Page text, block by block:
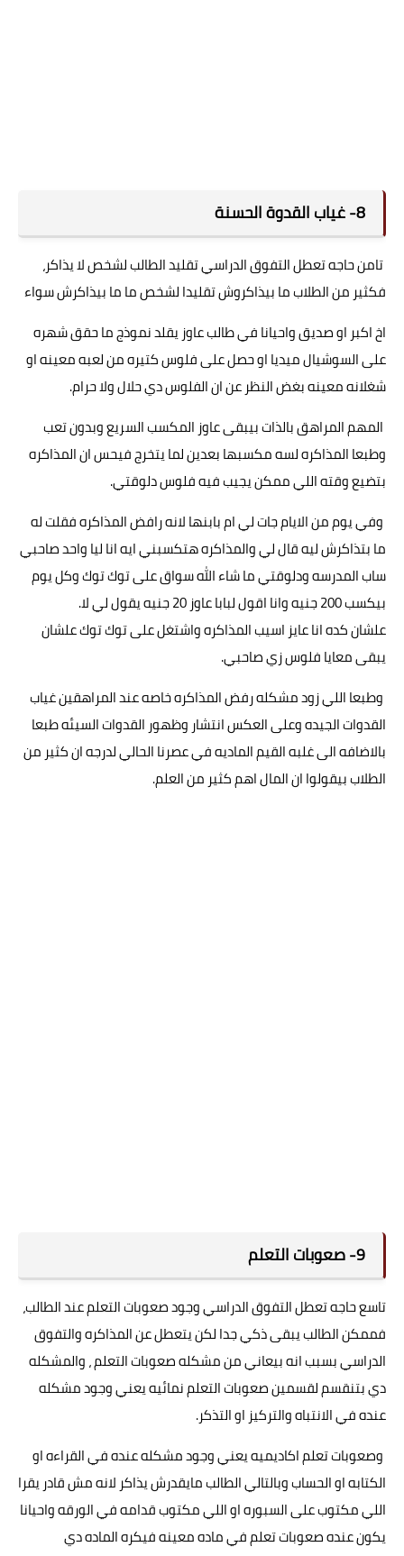
8- غياب القدوة الحسنة
تامن حاجه تعطل التفوق الدراسي تقليد الطالب لشخص لا يذاكر،
فكثير من الطلاب ما بيذاكروش تقليدا لشخص ما ما بيذاكرش سواء
اخ اكبر او صديق واحيانا في طالب عاوز يقلد نموذج ما حقق شهره
على السوشيال ميديا او حصل على فلوس كتيره من لعبه معينه او
شغلانه معينه بغض النظر عن ان الفلوس دي حلال ولا حرام.
المهم المراهق بالذات بيبقى عاوز المكسب السريع وبدون تعب
وطبعا المذاكره لسه مكسبها بعدين لما يتخرج فيحس ان المذاكره
بتضيع وقته اللي ممكن يجيب فيه فلوس دلوقتي.
وفي يوم من الايام جات لي ام بابنها لانه رافض المذاكره فقلت له
ما بتذاكرش ليه قال لي والمذاكره هتكسبني ايه انا ليا واحد صاحبي
ساب المدرسه ودلوقتي ما شاء الله سواق على توك توك وكل يوم
بيكسب 200 جنيه وانا اقول لبابا عاوز 20 جنيه يقول لي لا.
علشان كده انا عايز اسيب المذاكره واشتغل على توك توك علشان
يبقى معايا فلوس زي صاحبي.
وطبعا اللي زود مشكله رفض المذاكره خاصه عند المراهقين غياب
القدوات الجيده وعلى العكس انتشار وظهور القدوات السيئه طبعا
بالاضافه الى غلبه القيم الماديه في عصرنا الحالي لدرجه ان كثير من
الطلاب بيقولوا ان المال اهم كثير من العلم.
9- صعوبات التعلم
تاسع حاجه تعطل التفوق الدراسي وجود صعوبات التعلم عند الطالب،
فممكن الطالب يبقى ذكي جدا لكن يتعطل عن المذاكره والتفوق
الدراسي بسبب انه بيعاني من مشكله صعوبات التعلم ، والمشكله
دي بتنقسم لقسمين صعوبات التعلم نمائيه يعني وجود مشكله
عنده في الانتباه والتركيز او التذكر.
وصعوبات تعلم اكاديميه يعني وجود مشكله عنده في القراءه او
الكتابه او الحساب وبالتالي الطالب مايقدرش يذاكر لانه مش قادر يقرا
اللي مكتوب على السبوره او اللي مكتوب قدامه في الورقه واحيانا
يكون عنده صعوبات تعلم في ماده معينه فيكره الماده دي